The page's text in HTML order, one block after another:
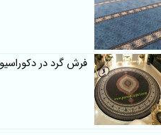
فرش گرد در